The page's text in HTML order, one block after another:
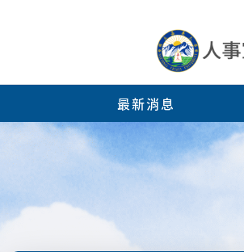
最新消息